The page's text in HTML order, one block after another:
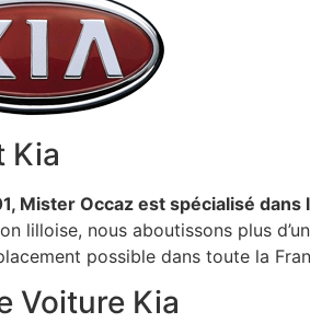
Kia
Mister Occaz est spécialisé
lilloise, nous aboutissons plus
possible dans toute la
Voiture Kia